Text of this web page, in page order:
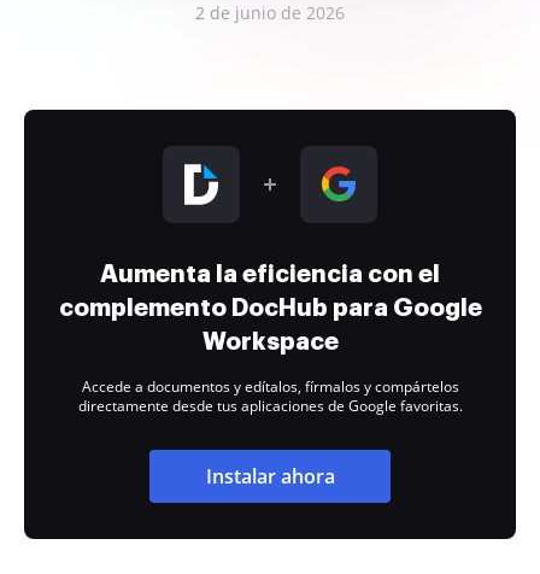
2 de junio de 2026
Aumenta la eficiencia con el
complemento DocHub para Google
Workspace
Accede a documentos y edítalos, fírmalos y compártelos
directamente desde tus aplicaciones de Google favoritas.
Instalar ahora